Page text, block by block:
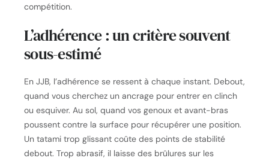
compétition.
L’adhérence : un critère souvent
sous-estimé
En JJB, l’adhérence se ressent à chaque instant. Debout,
quand vous cherchez un ancrage pour entrer en clinch
ou esquiver. Au sol, quand vos genoux et avant-bras
poussent contre la surface pour récupérer une position.
Un tatami trop glissant coûte des points de stabilité
debout. Trop abrasif, il laisse des brûlures sur les